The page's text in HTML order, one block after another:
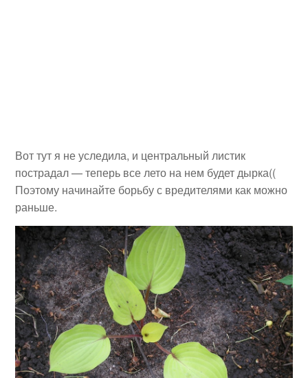
Вот тут я не уследила, и центральный листик
пострадал — теперь все лето на нем будет дырка((
Поэтому начинайте борьбу с вредителями как можно
раньше.